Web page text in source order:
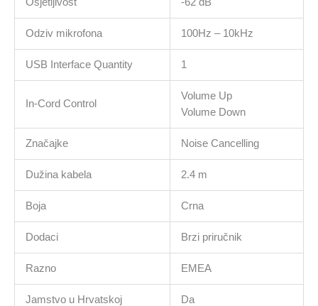
Odziv mikrofona 100Hz – 10kHz
USB Interface Quantity 1
In-Cord Control
Volume Up
Volume Down
Značajke Noise Cancelling
Dužina kabela 2.4 m
Boja Crna
Dodaci Brzi priručnik
Razno EMEA
Jamstvo u Hrvatskoj Da